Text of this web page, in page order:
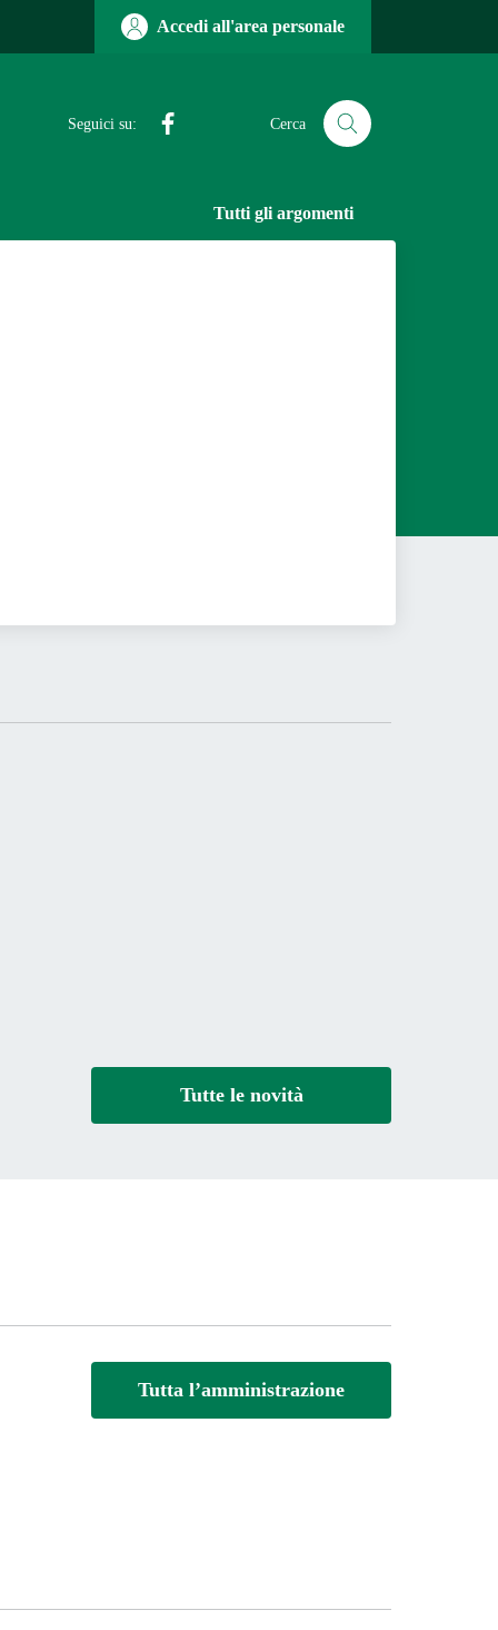
Accedi all'area personale
Seguici su: Cerca
Tutti gli argomenti
Tutte le novità
Tutta l’amministrazione